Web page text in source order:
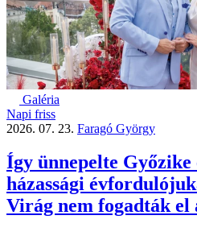
Galéria
Napi friss
2026. 07. 23. Faragó György
Így ünnepelte Győzike
házassági
Virág nem fogadták el